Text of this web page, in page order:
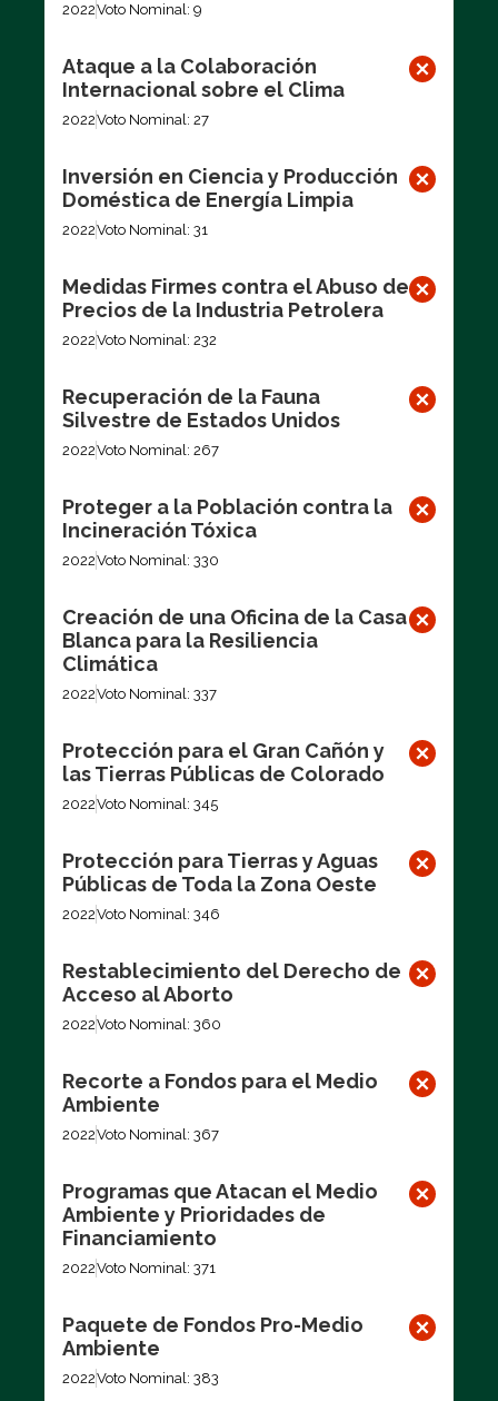
2022Voto Nominal: 9
Ataque a la Colaboración
Internacional sobre el Clima
2022Voto Nominal: 27
Inversión en Ciencia y Producción
Doméstica de Energía Limpia
2022Voto Nominal: 31
Medidas Firmes contra el Abuso de
Precios de la Industria Petrolera
2022Voto Nominal: 232
Recuperación de la Fauna
Silvestre de Estados Unidos
2022Voto Nominal: 267
Proteger a la Población contra la
Incineración Tóxica
2022Voto Nominal: 330
Creación de una Oficina de la Casa
Blanca para la Resiliencia
Climática
2022Voto Nominal: 337
Protección para el Gran Cañón y
las Tierras Públicas de Colorado
2022Voto Nominal: 345
Protección para Tierras y Aguas
Públicas de Toda la Zona Oeste
2022Voto Nominal: 346
Restablecimiento del Derecho de
Acceso al Aborto
2022Voto Nominal: 360
Recorte a Fondos para el Medio
Ambiente
2022Voto Nominal: 367
Programas que Atacan el Medio
Ambiente y Prioridades de
Financiamiento
2022Voto Nominal: 371
Paquete de Fondos Pro-Medio
Ambiente
2022Voto Nominal: 383